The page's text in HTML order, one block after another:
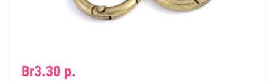
Br3.30 р.